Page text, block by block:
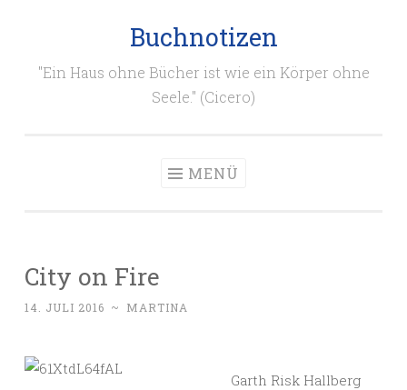
Buchnotizen
"Ein Haus ohne Bücher ist wie ein Körper ohne
Seele." (Cicero)
MENÜ
City on Fire
14. JULI 2016 ~ MARTINA
Garth Risk Hallberg